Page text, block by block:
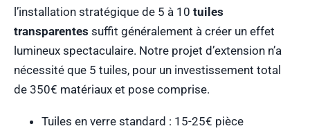
l’installation stratégique de 5 à 10 tuiles
transparentes suffit généralement à créer un effet
lumineux spectaculaire. Notre projet d’extension n’a
nécessité que 5 tuiles, pour un investissement total
de 350€ matériaux et pose comprise.
Tuiles en verre standard : 15-25€ pièce